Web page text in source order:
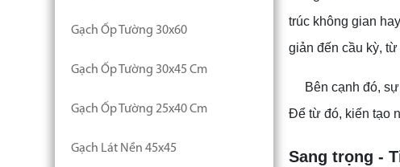
Gạch Ốp Tường 30x60
Gạch Ốp Tường 30x45 Cm
Gạch Ốp Tường 25x40 Cm
Gạch Lát Nền 45x45
trúc không gian
giản đến cầu kỳ,
Bên cạnh đó,
Để từ đó, kiến tạo
Sang trọng -